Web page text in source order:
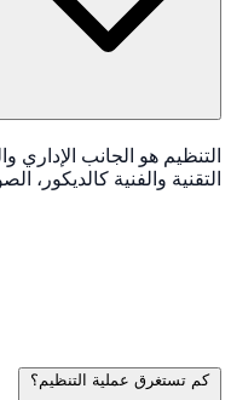
التنظيم هو الجانب الإداري
التقنية والفنية كالديكور،
كم تستغرق عملية التنظيم؟